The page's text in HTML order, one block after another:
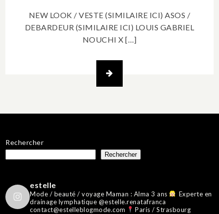
NEW LOOK / VESTE (SIMILAIRE ICI) ASOS /
DEBARDEUR (SIMILAIRE ICI) LOUIS GABRIEL
NOUCHI X […]
Rechercher
Rechercher
estelle
Mode / beauté / voyage Maman : Alma 3 ans
Experte en
drainage lymphatique @estelle.renatafranca
contact@estelleblogmode.com
Paris / Strasbourg